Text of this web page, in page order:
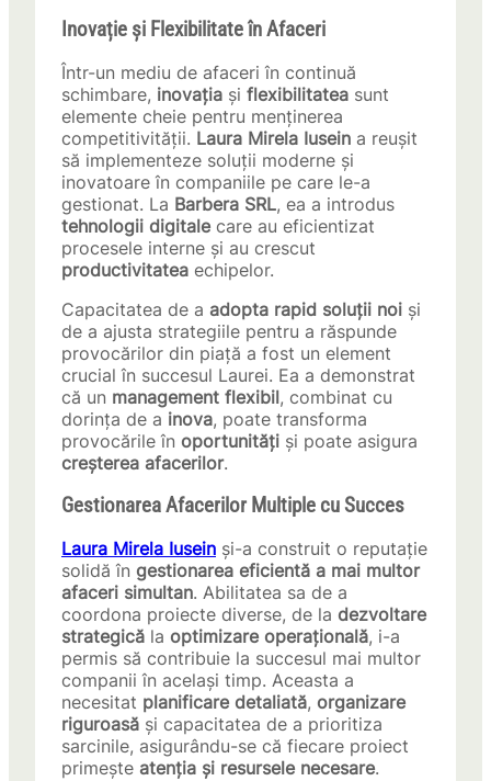
Inovație și Flexibilitate în Afaceri
Într-un mediu de afaceri în continuă
schimbare, inovația și flexibilitatea sunt
elemente cheie pentru menținerea
competitivității. Laura Mirela Iusein a reușit
să implementeze soluții moderne și
inovatoare în companiile pe care le-a
gestionat. La Barbera SRL, ea a introdus
tehnologii digitalecare au eficientizat
procesele interne și au crescut
productivitatea echipelor.
Capacitatea de a adopta rapid soluții noi și
de a ajusta strategiile pentru a răspunde
provocărilor din piață a fost un element
crucial în succesul Laurei. Ea a demonstrat
că un management flexibil, combinat cu
dorința de a inova, poate transforma
provocările în oportunități și poate asigura
creșterea afacerilor.
Gestionarea Afacerilor Multiple cu Succes
Laura Mirela Iusein și-a construit o reputație
solidă în gestionarea eficientă a mai multor
afaceri simultan. Abilitatea sa de a
coordona proiecte diverse, de la dezvoltare
strategică la optimizare operațională, i-a
permis să contribuie la succesul mai multor
companii în același timp. Aceasta a
necesitat planificare detaliată, organizare
riguroasă și capacitatea de a prioritiza
sarcinile, asigurându-se că fiecare proiect
primește atenția și resursele necesare.